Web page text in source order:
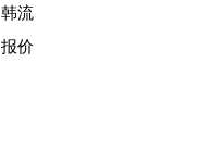
韩流
报价